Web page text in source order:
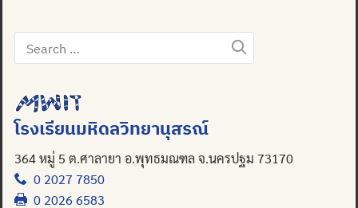
Search
for:
โรงเรียนมหิดลวิทยานุสรณ์
364 หมู่ 5 ต.ศาลายา อ.พุทธมณฑล จ.นครปฐม 73170
0 2027 7850
0 2026 6583